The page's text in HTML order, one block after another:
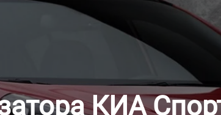
КИА